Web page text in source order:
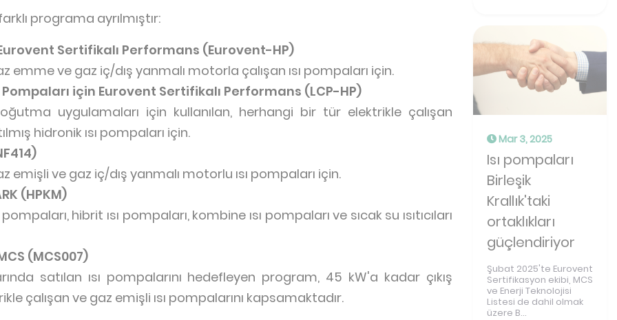
programa ayrılmıştır:
Sertifikalı Performans (Eurovent-HP)
emme ve gaz iç/dış yanmalı motorla çalışan ısı pompaları için.
için Eurovent Sertifikalı Performans (LCP-HP)
uygulamaları için kullanılan, herhangi bir tür elektrikle çalışan
hidronik ısı pompaları için.
emişli ve gaz iç/dış yanmalı motorlu ısı pompaları için.
(HPKM)
hibrit ısı pompaları, kombine ısı pompaları ve sıcak su ısıtıcıları
(MCS007)
satılan ısı pompalarını hedefleyen program, 45 kW'a kadar çıkış
çalışan ve gaz emişli ısı pompalarını kapsamaktadır.
Mar 3, 2025
Isı pompaları
Birleşik
Krallık'taki
ortaklıkları
güçlendiriyor
Şubat 2025'te Eurovent
Sertifikasyon ekibi, MCS
ve Enerji Teknolojisi
Listesi de dahil olmak
üzere B...